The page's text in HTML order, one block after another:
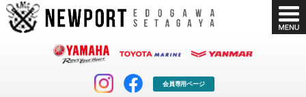
会員専用ページ